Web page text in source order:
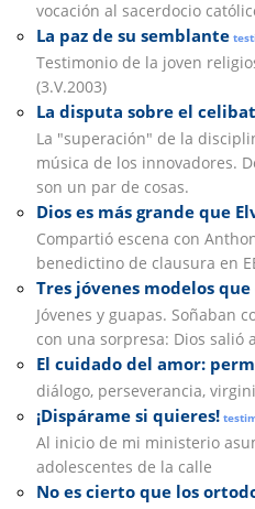
vocación al sacerdocio
La paz de su semblante
Testimonio de la joven
(3.V.2003)
La disputa sobre el
La "superación" de la
música de los innovadores.
son un par de cosas.
Dios es más grande que
Compartió escena con
benedictino de clausura en
Tres jóvenes modelos
Jóvenes y guapas. Soñaban
con una sorpresa: Dios salió
El cuidado del amor:
diálogo, perseverancia,
¡Dispárame si quieres!
Al inicio de mi ministerio
adolescentes de la calle
No es cierto que los